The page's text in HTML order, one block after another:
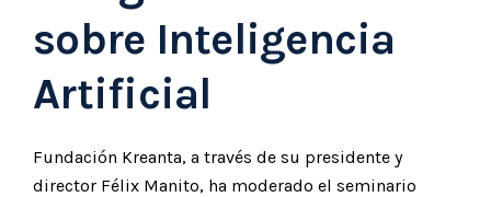
sobre Inteligencia
Artificial
Fundación Kreanta, a través de su presidente y
director Félix Manito, ha moderado el seminario